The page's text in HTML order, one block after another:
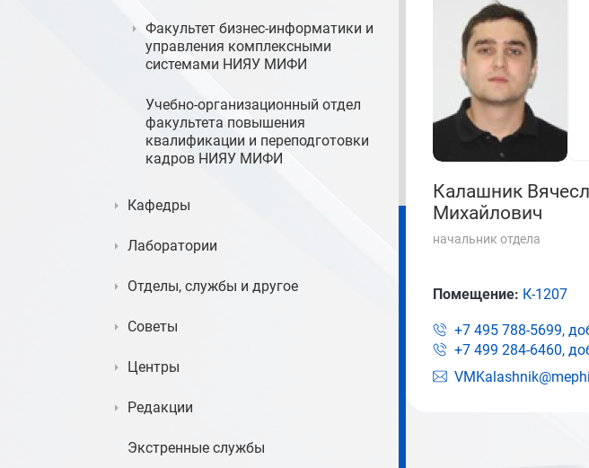
Факультет бизнес-информатики и
управления комплексными
системами НИЯУ МИФИ
Учебно-организационный отдел
факультета повышения
квалификации и переподготовки
кадров НИЯУ МИФИ
Кафедры
Лаборатории
Отделы, службы и другое
Советы
Центры
Редакции
Экстренные службы
Калашник
Михайлович
начальник отдела
Помещение: К-1207
+7 495 788-5699,
+7 499 284-6460,